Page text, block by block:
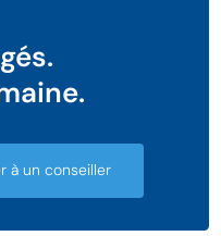
à un conseiller